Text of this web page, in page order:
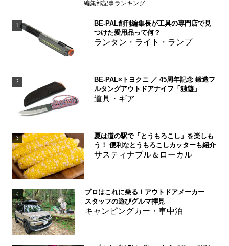
編集部記事ランキング
1
BE-PAL創刊編集長が工具の専門店で見
つけた愛用品って何？
ランタン・ライト・ランプ
2
BE-PAL×トヨクニ ／ 45周年記念 鍛造フ
ルタングアウトドアナイフ「独遊」
道具・ギア
3
夏は道の駅で「とうもろこし」を楽しも
う！ 便利なとうもろこしカッターも紹介
サスティナブル＆ローカル
4
プロはこれに乗る！アウトドアメーカー
スタッフの遊びグルマ拝見
キャンピングカー・車中泊